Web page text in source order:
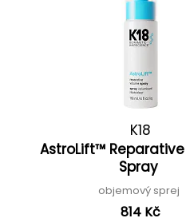
K18
AstroLift™
Spray
objemový sprej
814 Kč